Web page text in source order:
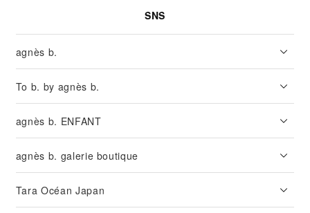
SNS
agnès b.
To b. by agnès b.
agnès b. ENFANT
agnès b. galerie boutique
Tara Océan Japan